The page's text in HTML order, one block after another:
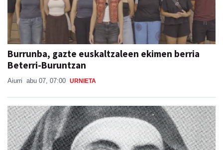
Burrunba, gazte euskaltzaleen ekimen berria
Beterri-Buruntzan
Aiurri abu 07, 07:00 URNIETA